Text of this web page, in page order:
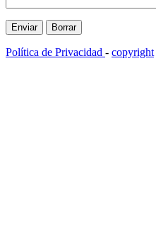
Política de Privacidad - copyright